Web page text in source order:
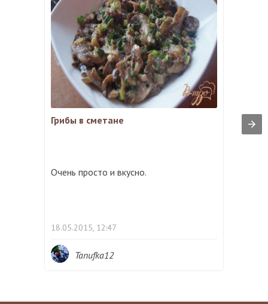
Грибы в сметане
Очень просто и вкусно.
18.05.2015, 12:47
Tanufka12